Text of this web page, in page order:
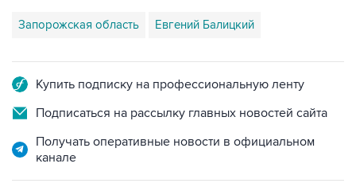
Запорожская область Евгений Балицкий
Купить подписку на профессиональную ленту
Подписаться на рассылку главных новостей сайта
Получать оперативные новости в официальном
канале